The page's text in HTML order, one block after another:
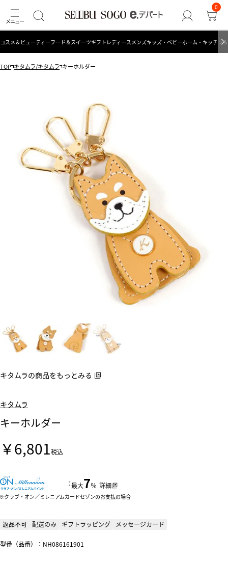
0
コスメ＆ビューティーフード＆スイーツギフト レディース メンズキッズ・ベビーホーム・キッチン
TOP キタムラ/キタムラ キーホルダー
キタムラの商品をもっとみる
キタムラ
キーホルダー
￥6,801税込
：最大7％ 詳細
クラブ・オン／ミレニアムカードセゾンのお支払の場合
返品不可 配送のみ ギフトラッピング メッセージカード
型番（品番）：NH086161901